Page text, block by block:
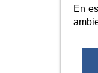
En